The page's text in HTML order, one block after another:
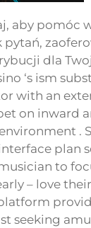
aby pomóc
dla
‘s ism
with an
on inward
.
plan
to
– love
seeking